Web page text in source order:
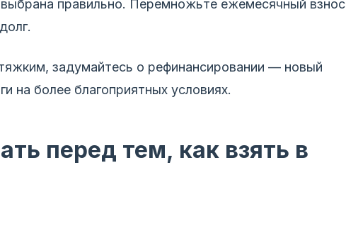
правильно. Перемножьте ежемесячный взнос
задумайтесь о рефинансировании — новый
на более благоприятных условиях.
перед тем, как взять в